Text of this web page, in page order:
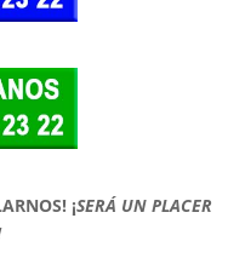
¡SERÁ UN PLACER